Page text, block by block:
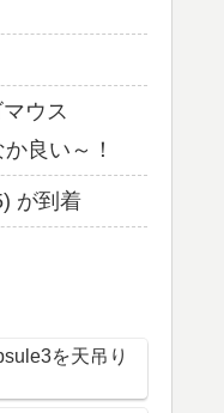
ウス
良い～！
が到着
を天吊り